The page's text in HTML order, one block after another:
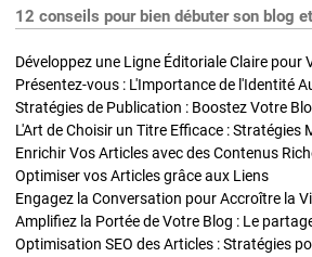
12 conseils pour bien débuter son blog
Développez une Ligne Éditoriale Claire pour
Présentez-vous : L'Importance de l'Identité
L'Art de Choisir un Titre Efficace : Stratégies
Optimiser vos Articles grâce aux Liens
Engagez la Conversation pour Accroître la
Amplifiez la Portée de Votre Blog : Le